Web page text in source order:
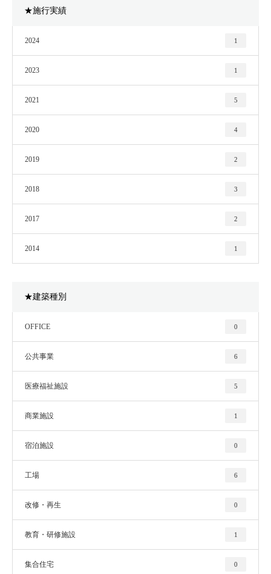
★施行実績
2024 1
2023 1
2021 5
2020 4
2019 2
2018 3
2017 2
2014 1
★建築種別
OFFICE 0
公共事業 6
医療福祉施設 5
商業施設 1
宿泊施設 0
工場 6
改修・再生 0
教育・研修施設 1
集合住宅 0